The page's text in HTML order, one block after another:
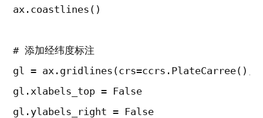
ax.coastlines()
# 添加经纬度标注
gl =
gl.xlabels_top = False
gl.ylabels_right = False